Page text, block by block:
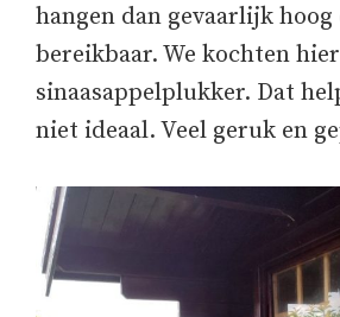
hangen dan gevaarlijk hoog
bereikbaar. We kochten
sinaasappelplukker. Dat
niet ideaal. Veel geruk en